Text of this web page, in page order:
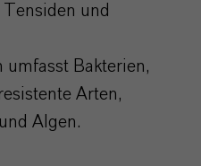
und
umfasst Bakterien,
Arten,
Algen.